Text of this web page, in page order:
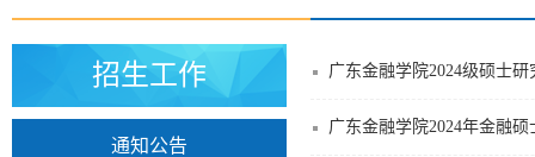
招生工作
通知公告
广东金融学院2024级硕士
广东金融学院2024年金融